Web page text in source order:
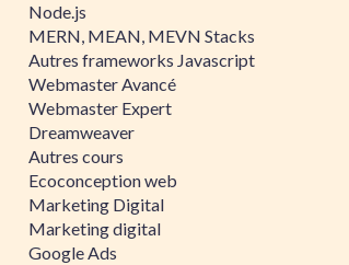
Node.js
MERN, MEAN, MEVN Stacks
Autres frameworks Javascript
Webmaster Avancé
Webmaster Expert
Dreamweaver
Autres cours
Ecoconception web
Marketing Digital
Marketing digital
Google Ads